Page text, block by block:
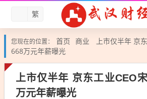
繁
您现在的位置： 首页 商业
上市仅半年 京
668万元年薪曝光
上市仅半年 京东工业CEO
万元年薪曝光